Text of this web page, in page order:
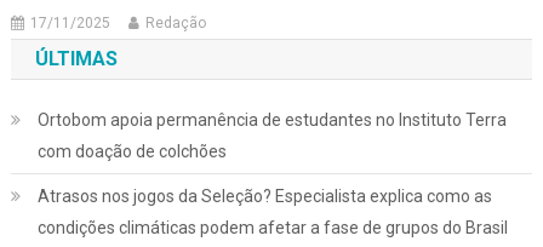
17/11/2025 Redação
ÚLTIMAS
Ortobom apoia permanência de estudantes no Instituto Terra
com doação de colchões
Atrasos nos jogos da Seleção? Especialista explica como as
condições climáticas podem afetar a fase de grupos do Brasil